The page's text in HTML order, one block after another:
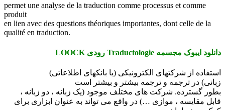
permet une analyse de la traduction comme processus et comme
produit
en lien avec des questions théoriques importantes, dont celle de la
qualité en traduction.
دانلود ایبوک مجسمه Traductologie رودی LOOCK
استفاده از شرکتهای الکترونیکی (یا بانکهای اطلاعاتی)
زبانی) در ترجمه و ترجمه بیشتر و بیشتر است
بطور گسترده. شرکت های مختلف موجود (یک زبانه ، دو زبانه ،
قابل مقایسه ، موازی …) در واقع می تواند به عنوان ابزاری برای